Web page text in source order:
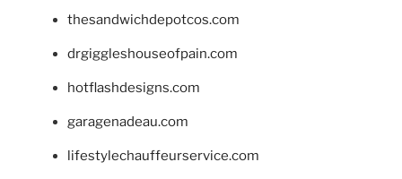
thesandwichdepotcos.com
drgiggleshouseofpain.com
hotflashdesigns.com
garagenadeau.com
lifestylechauffeurservice.com